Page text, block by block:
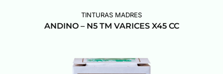
TINTURAS MADRES
ANDINO – N5 TM VARICES X45 CC